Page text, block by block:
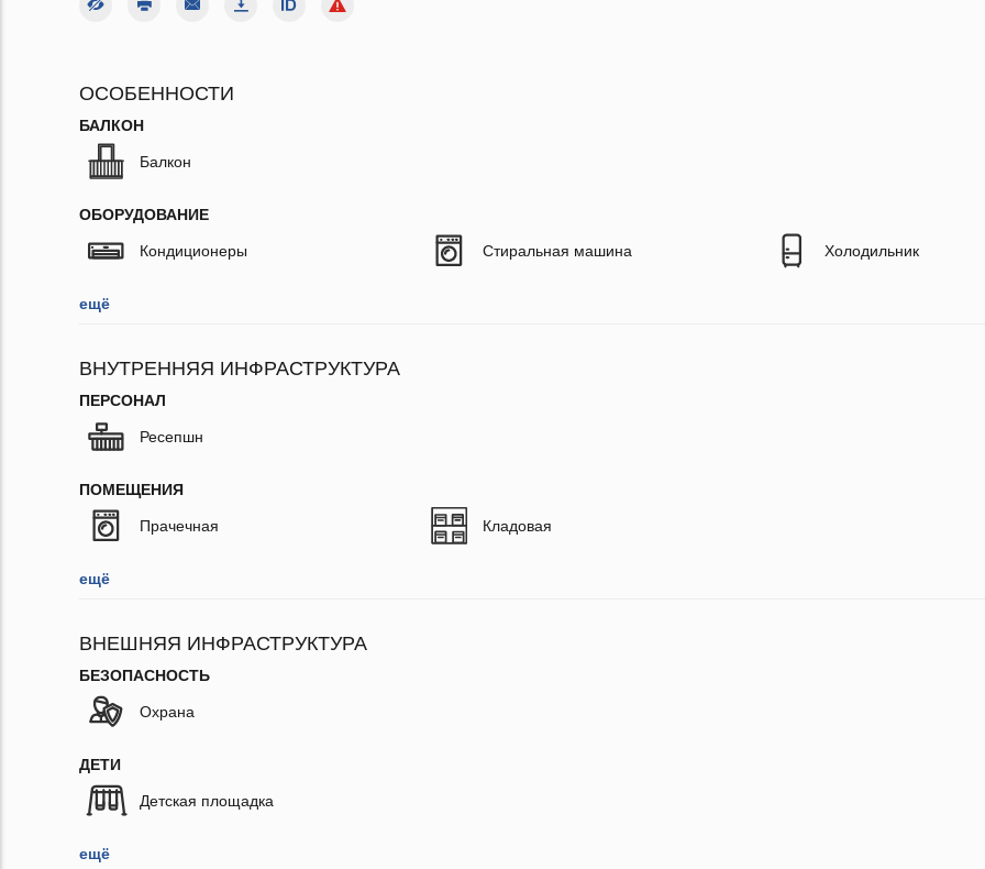
ОСОБЕННОСТИ
БАЛКОН
Балкон
ОБОРУДОВАНИЕ
Кондиционеры Стиральная машина Холодильник
ещё
ВНУТРЕННЯЯ ИНФРАСТРУКТУРА
ПЕРСОНАЛ
Ресепшн
ПОМЕЩЕНИЯ
Прачечная Кладовая
ещё
ВНЕШНЯЯ ИНФРАСТРУКТУРА
БЕЗОПАСНОСТЬ
Охрана
ДЕТИ
Детская площадка
ещё